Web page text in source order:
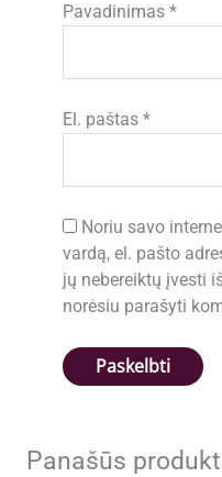
Pavadinimas*
El. paštas*
Noriu savo
vardą, el. pašto
jų nebereiktų įvesti
norėsiu parašyti
Panašūs